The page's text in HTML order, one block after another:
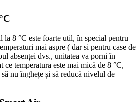
la 8 °C este foarte util, în special pentru
mai aspre ( dar si pentru case de
absenței dvs., unitatea va porni în
ce temperatura este mai mică de 8 °C,
nu înghețe și să reducă nivelul de